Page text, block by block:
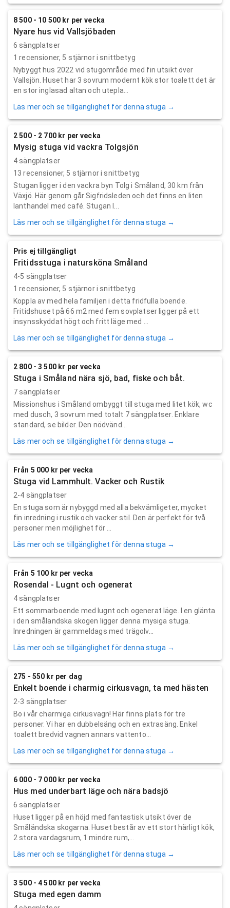
8 500 - 10 500 kr per vecka
Nyare hus vid Vallsjöbaden
6 sängplatser
1 recensioner, 5 stjärnor i snittbetyg
Nybyggt hus 2022 vid stugområde med fin utsikt över
Vallsjön. Huset har 3 sovrum modernt kök stor toalett det är
en stor inglasad altan och utepla...
Läs mer och se tillgänglighet för denna stuga →
2 500 - 2 700 kr per vecka
Mysig stuga vid vackra Tolgsjön
4 sängplatser
13 recensioner, 5 stjärnor i snittbetyg
Stugan ligger i den vackra byn Tolg i Småland, 30 km från
Växjö. Här genom går Sigfridsleden och det finns en liten
lanthandel med café. Stugan l...
Läs mer och se tillgänglighet för denna stuga →
Pris ej tillgängligt
Fritidsstuga i natursköna Småland
4-5 sängplatser
1 recensioner, 5 stjärnor i snittbetyg
Koppla av med hela familjen i detta fridfulla boende.
Fritidshuset på 66 m2 med fem sovplatser ligger på ett
insynsskyddat högt och fritt läge med ...
Läs mer och se tillgänglighet för denna stuga →
2 800 - 3 500 kr per vecka
Stuga i Småland nära sjö, bad, fiske och båt.
7 sängplatser
Missionshus i Småland ombyggt till stuga med litet kök, wc
med dusch, 3 sovrum med totalt 7 sängplatser. Enklare
standard, se bilder. Den nödvänd...
Läs mer och se tillgänglighet för denna stuga →
Från 5 000 kr per vecka
Stuga vid Lammhult. Vacker och Rustik
2-4 sängplatser
En stuga som är nybyggd med alla bekvämligeter, mycket
fin inredning i rustik och vacker stil. Den är perfekt för två
personer men möjlighet för ...
Läs mer och se tillgänglighet för denna stuga →
Från 5 100 kr per vecka
Rosendal - Lugnt och ogenerat
4 sängplatser
Ett sommarboende med lugnt och ogenerat läge. I en glänta
i den smålandska skogen ligger denna mysiga stuga.
Inredningen är gammeldags med trägolv...
Läs mer och se tillgänglighet för denna stuga →
275 - 550 kr per dag
Enkelt boende i charmig cirkusvagn, ta med hästen
2-3 sängplatser
Bo i vår charmiga cirkusvagn! Här finns plats för tre
personer. Vi har en dubbelsäng och en extrasäng. Enkel
toalett bredvid vagnen annars vattento...
Läs mer och se tillgänglighet för denna stuga →
6 000 - 7 000 kr per vecka
Hus med underbart läge och nära badsjö
6 sängplatser
Huset ligger på en höjd med fantastisk utsikt över de
Småländska skogarna. Huset består av ett stort härligt kök,
2 stora vardagsrum, 1 mindre rum,...
Läs mer och se tillgänglighet för denna stuga →
3 500 - 4 500 kr per vecka
Stuga med egen damm